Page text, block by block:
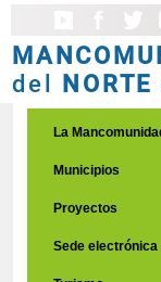
del NORTE
La
Municipios
Proyectos
Sede electrónica